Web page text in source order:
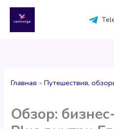
содержимому
Главная Путешествия,
Обзор: